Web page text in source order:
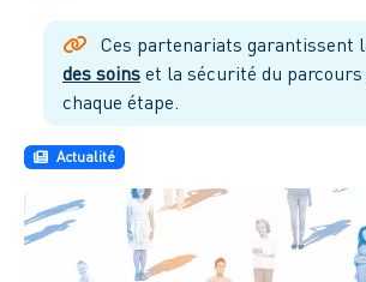
Ces partenariats garantissent
des soins et la sécurité du
chaque étape.
Actualité